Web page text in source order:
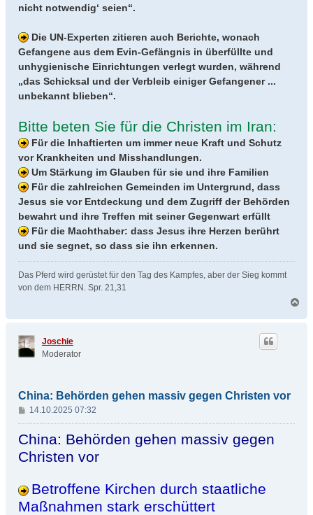
nicht notwendig‘ seien“.
Die UN-Experten zitieren auch Berichte, wonach
Gefangene aus dem Evin-Gefängnis in überfüllte und
unhygienische Einrichtungen verlegt wurden, während
„das Schicksal und der Verbleib einiger Gefangener ...
unbekannt blieben“.
Bitte beten Sie für die Christen im Iran:
Für die Inhaftierten um immer neue Kraft und Schutz
vor Krankheiten und Misshandlungen.
Um Stärkung im Glauben für sie und ihre Familien
Für die zahlreichen Gemeinden im Untergrund, dass
Jesus sie vor Entdeckung und dem Zugriff der Behörden
bewahrt und ihre Treffen mit seiner Gegenwart erfüllt
Für die Machthaber: dass Jesus ihre Herzen berührt
und sie segnet, so dass sie ihn erkennen.
Das Pferd wird gerüstet für den Tag des Kampfes, aber der Sieg kommt
von dem HERRN. Spr. 21,31
Joschie
Moderator
China: Behörden gehen massiv gegen Christen vor
B
e
i
t
r
g
14.10.2025 07:32
China: Behörden gehen massiv gegen
Christen vor
Betroffene Kirchen durch staatliche
Maßnahmen stark erschüttert